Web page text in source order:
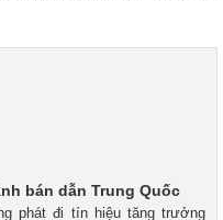
bán dẫn Trung Quốc
phát đi tín hiệu tăng trưởng